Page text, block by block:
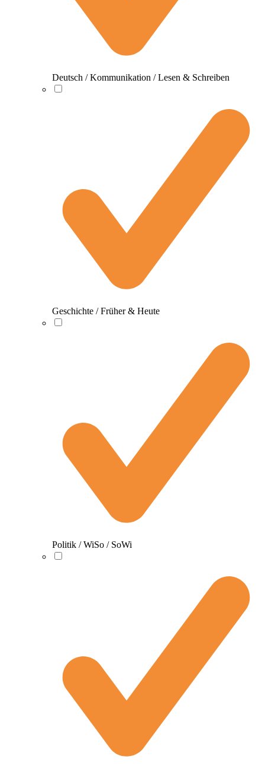
Deutsch / Kommunikation / Lesen & Schreiben
Geschichte / Früher & Heute
Politik / WiSo / SoWi